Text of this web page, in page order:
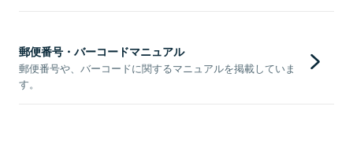
郵便番号・バーコードマニュアル
郵便番号や、バーコードに関するマニュアルを掲載していま
す。